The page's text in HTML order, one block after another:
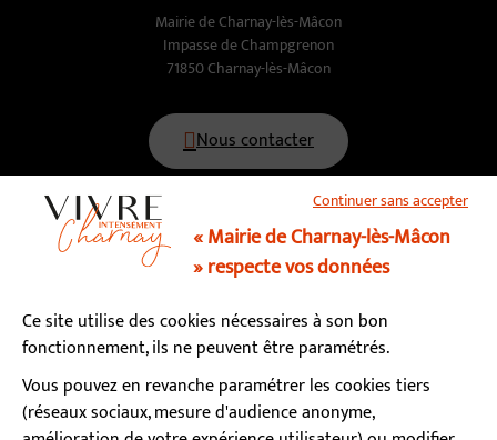
Mairie de Charnay-lès-Mâcon
Impasse de Champgrenon
71850 Charnay-lès-Mâcon
Nous contacter
03 85 34 15 70
Lundi, mardi, mercredi, vendredi : 9h - 12h / 13h - 17h
Jeudi : fermé le matin / 13h - 17h
Samedi : 9h - 12h (permanence état-civil)
Continuer sans accepter
« Mairie de Charnay-lès-Mâcon
» respecte vos données
Ce site utilise des cookies nécessaires à son bon
fonctionnement, ils ne peuvent être paramétrés.
Vous pouvez en revanche paramétrer les cookies tiers
(réseaux sociaux, mesure d'audience anonyme,